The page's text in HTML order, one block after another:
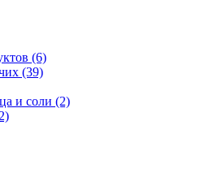
(6)
(39)
и соли (2)